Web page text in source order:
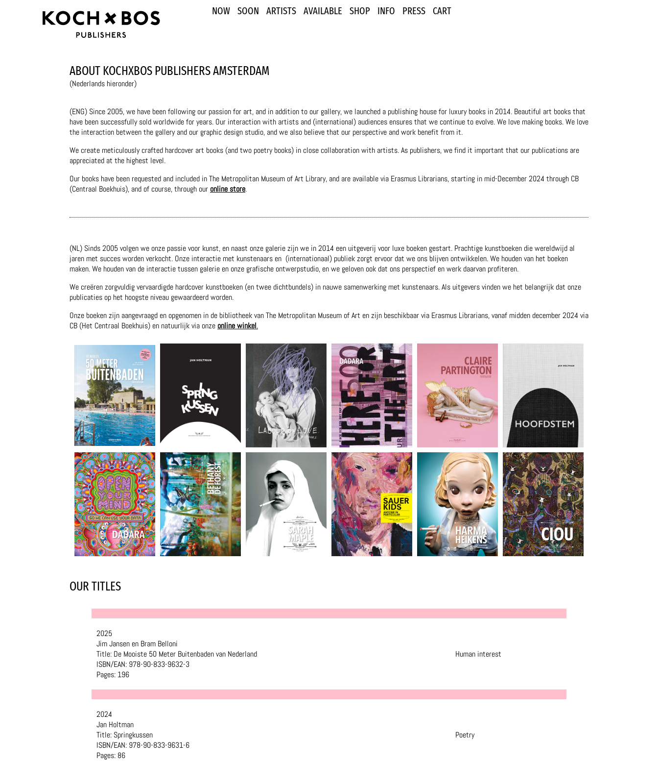
NOW SOON ARTISTS AVAILABLE SHOP INFO PRESS CART
ABOUT KOCHXBOS PUBLISHERS AMSTERDAM
(Nederlands hieronder)
(ENG) Since 2005, we have been following our passion for art, and in addition to our gallery, we launched a publishing house for luxury books in 2014. Beautiful art books that
have been successfully sold worldwide for years. Our interaction with artists and (international) audiences ensures that we continue to evolve. We love making books. We love
the interaction between the gallery and our graphic design studio, and we also believe that our perspective and work benefit from it.
We create meticulously crafted hardcover art books (and two poetry books) in close collaboration with artists. As publishers, we find it important that our publications are
appreciated at the highest level.
Our books have been requested and included in The Metropolitan Museum of Art Library, and are available via Erasmus Librarians, starting in mid-December 2024 through CB
(Centraal Boekhuis), and of course, through our online store.
(NL) Sinds 2005 volgen we onze passie voor kunst, en naast onze galerie zijn we in 2014 een uitgeverij voor luxe boeken gestart. Prachtige kunstboeken die wereldwijd al
jaren met succes worden verkocht. Onze interactie met kunstenaars en (internationaal) publiek zorgt ervoor dat we ons blijven ontwikkelen. We houden van het boeken
maken. We houden van de interactie tussen galerie en onze grafische ontwerpstudio, en we geloven ook dat ons perspectief en werk daarvan profiteren.
We creëren zorgvuldig vervaardigde hardcover kunstboeken (en twee dichtbundels) in nauwe samenwerking met kunstenaars. Als uitgevers vinden we het belangrijk dat onze
publicaties op het hoogste niveau gewaardeerd worden.
Onze boeken zijn aangevraagd en opgenomen in de bibliotheek van The Metropolitan Museum of Art en zijn beschikbaar via Erasmus Librarians, vanaf midden december 2024 via
CB (Het Centraal Boekhuis) en natuurlijk via onze online winkel.
OUR TITLES
2025
Jim Jansen en Bram Belloni
Title: De Mooiste 50 Meter Buitenbaden van Nederland
ISBN/EAN: 978-90-833-9632-3
Pages: 196
Human interest
2024
Jan Holtman
Title: Springkussen
ISBN/EAN: 978-90-833-9631-6
Pages: 86
Poetry